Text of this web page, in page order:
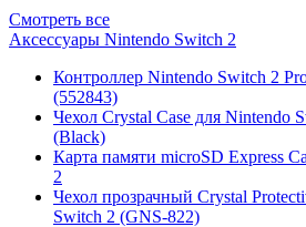
Смотреть все
Аксессуары Nintendo Switch 2
Контроллер Nintendo Switch 2
(552843)
Чехол Сrystal Сase для Nintendo
(Black)
Карта памяти microSD Express
2
Чехол прозрачный Crystal
Switch 2 (GNS-822)